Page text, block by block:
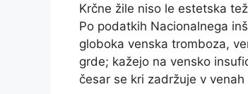
Krčne žile niso le estetska
Po podatkih Nacionalnega
globoka venska tromboza,
grde; kažejo na vensko
česar se kri zadržuje v venah